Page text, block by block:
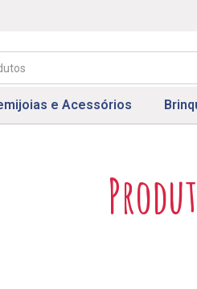
e Acessórios